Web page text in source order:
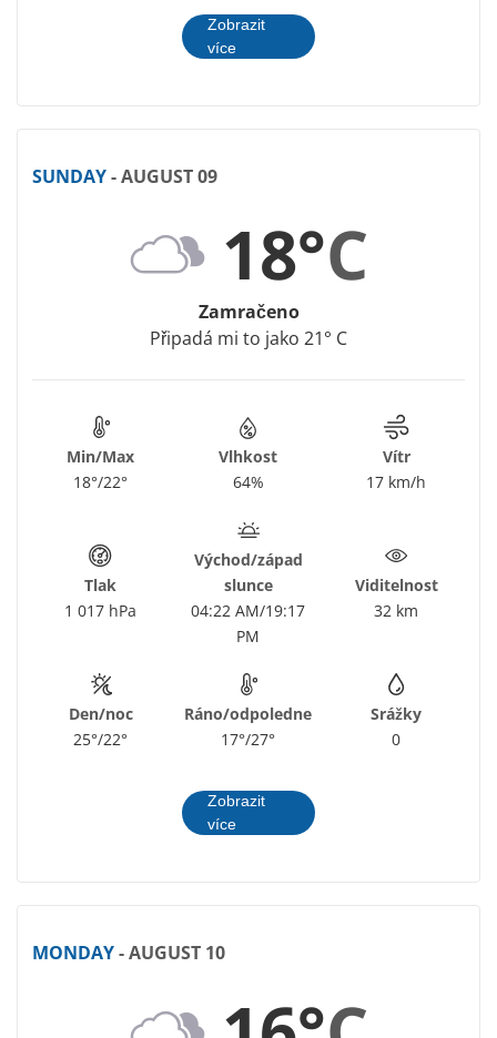
Zobrazit
více
SUNDAY- AUGUST 09
18°C
Zamračeno
Připadá mi to jako 21° C
Min/Max
18°/22°
Vlhkost
64%
Vítr
17 km/h
Tlak
1 017 hPa
Východ/západ
slunce
04:22 AM/19:17
PM
Viditelnost
32 km
Den/noc
25°/22°
Ráno/odpoledne
17°/27°
Srážky
0
Zobrazit
více
MONDAY- AUGUST 10